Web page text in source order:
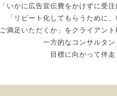
「いかに広告宣伝費をかけずに受注
「リピート化してもらうために
ご満足いただくか」をクライアント
一方的なコンサルタン
目標に向かって伴走